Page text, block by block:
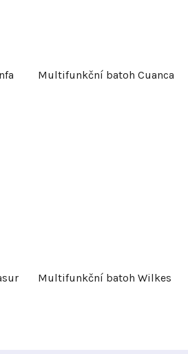
Multifunkční batoh Cuanca
Multifunkční batoh Wilkes